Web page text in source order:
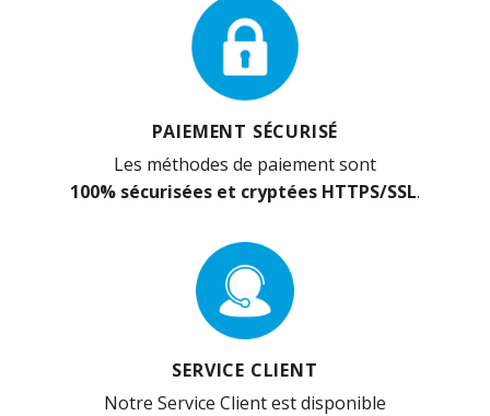
PAIEMENT SÉCURISÉ
Les méthodes de paiement sont
100% sécurisées et cryptées HTTPS/SSL.
SERVICE CLIENT
Notre Service Client est disponible